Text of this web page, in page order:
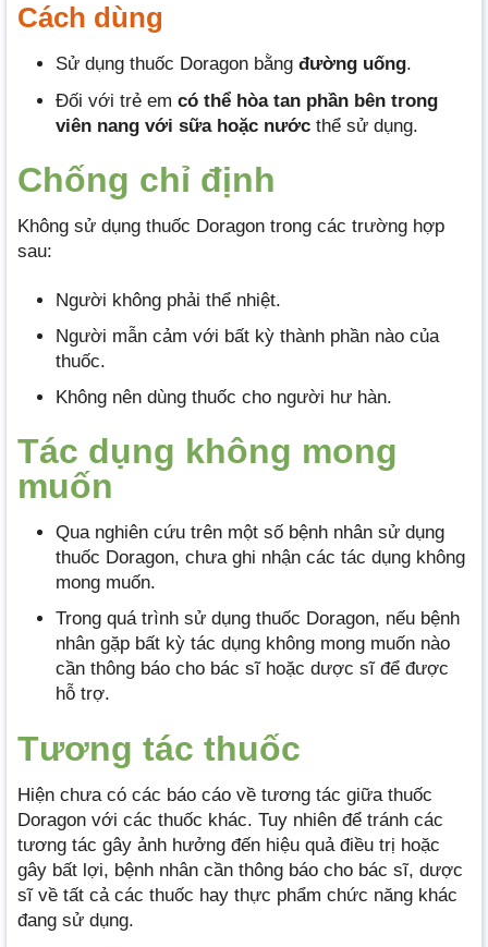
Cách dùng
Sử dụng thuốc Doragon bằng đường uống.
Đối với trẻ em có thể hòa tan phần bên trong
viên nang với sữa hoặc nước thể sử dụng.
Chống chỉ định
Không sử dụng thuốc Doragon trong các trường hợp
sau:
Người không phải thể nhiệt.
Người mẫn cảm với bất kỳ thành phần nào của
thuốc.
Không nên dùng thuốc cho người hư hàn.
Tác dụng không mong
muốn
Qua nghiên cứu trên một số bệnh nhân sử dụng
thuốc Doragon, chưa ghi nhận các tác dụng không
mong muốn.
Trong quá trình sử dụng thuốc Doragon, nếu bệnh
nhân gặp bất kỳ tác dụng không mong muốn nào
cần thông báo cho bác sĩ hoặc dược sĩ để được
hỗ trợ.
Tương tác thuốc
Hiện chưa có các báo cáo về tương tác giữa thuốc
Doragon với các thuốc khác. Tuy nhiên để tránh các
tương tác gây ảnh hưởng đến hiệu quả điều trị hoặc
gây bất lợi, bệnh nhân cần thông báo cho bác sĩ, dược
sĩ về tất cả các thuốc hay thực phẩm chức năng khác
đang sử dụng.